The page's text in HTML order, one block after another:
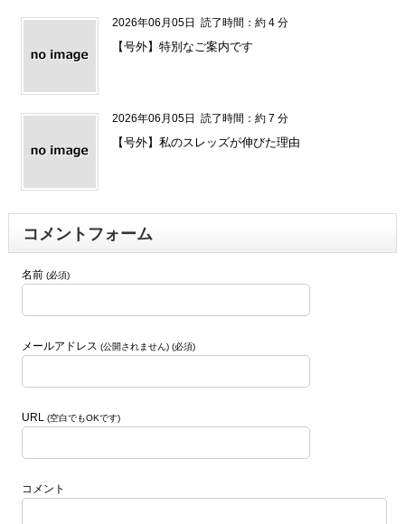
2026年06月05日読了時間：約 4 分
【号外】特別なご案内です
2026年06月05日読了時間：約 7 分
【号外】私のスレッズが伸びた理由
コメントフォーム
名前 (必須)
メールアドレス (公開されません) (必須)
URL (空白でもOKです)
コメント